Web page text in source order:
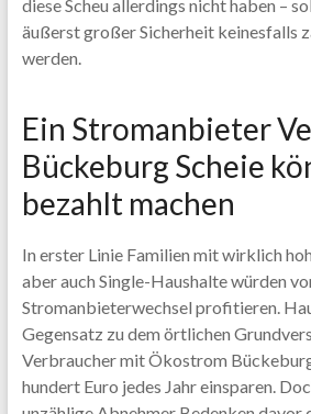
diese Scheu allerdings nicht haben –
äußerst großer Sicherheit keinesfalls
werden.
Ein Stromanbieter
Bückeburg Scheie
bezahlt machen
In erster Linie Familien mit wirklich
aber auch Single-Haushalte würden
Stromanbieterwechsel profitieren.
Gegensatz zu dem örtlichen
Verbraucher mit Ökostrom
hundert Euro jedes Jahr einsparen.